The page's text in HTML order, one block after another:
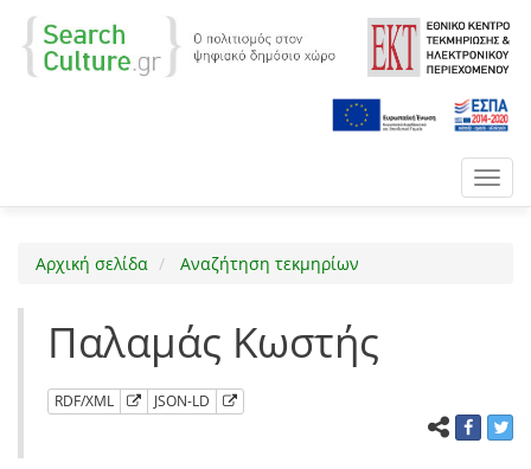
Αρχική σελίδα Αναζήτηση τεκμηρίων
Παλαμάς Κωστής
RDF/XML JSON-LD